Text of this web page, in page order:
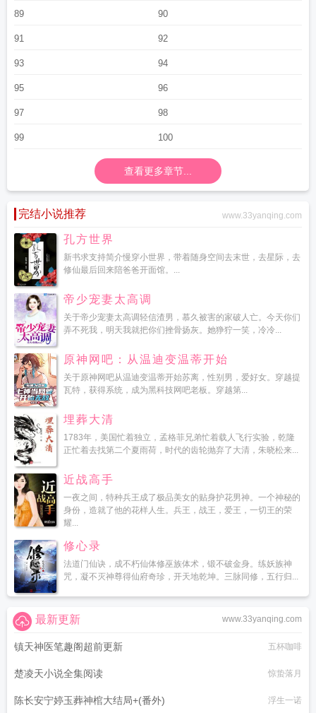
89 90
91 92
93 94
95 96
97 98
99 100
查看更多章节...
完结小说推荐 www.33yanqing.com
孔方世界
新书求支持简介慢穿小世界，带着随身空间去末世，去星际，去
修仙最后回来陪爸爸开面馆。...
帝少宠妻太高调
关于帝少宠妻太高调轻信渣男，慕久被害的家破人亡。今天你们
弄不死我，明天我就把你们挫骨扬灰。她狰狞一笑，冷冷...
原神网吧：从温迪变温蒂开始
关于原神网吧从温迪变温蒂开始苏离，性别男，爱好女。穿越提
瓦特，获得系统，成为黑科技网吧老板。穿越第...
埋葬大清
1783年，美国忙着独立，孟格菲兄弟忙着载人飞行实验，乾隆
正忙着去找第二个夏雨荷，时代的齿轮抛弃了大清，朱晓松来...
近战高手
一夜之间，特种兵王成了极品美女的贴身护花男神。一个神秘的
身份，造就了他的花样人生。兵王，战王，爱王，一切王的荣
耀...
修心录
法道门仙诀，成不朽仙体修巫族体术，锻不破金身。练妖族神
咒，凝不灭神尊得仙府奇珍，开天地乾坤。三脉同修，五行归...
www.33yanqing.com
最新更新
镇天神医笔趣阁超前更新 五杯咖啡
楚凌天小说全集阅读 惊蛰落月
陈长安宁婷玉葬神棺大结局+(番外) 浮生一诺